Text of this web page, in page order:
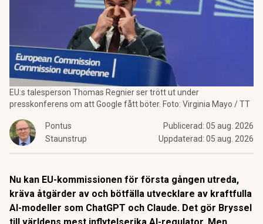
EU:s talesperson Thomas Regnier ser trött ut under
presskonferens om att Google fått böter. Foto: Virginia Mayo / TT
Pontus
Staunstrup
Publicerad: 05 aug. 2026
Uppdaterad: 05 aug. 2026
Nu kan EU-kommissionen för första gången utreda,
kräva åtgärder av och bötfälla utvecklare av kraftfulla
AI-modeller som ChatGPT och Claude. Det gör Bryssel